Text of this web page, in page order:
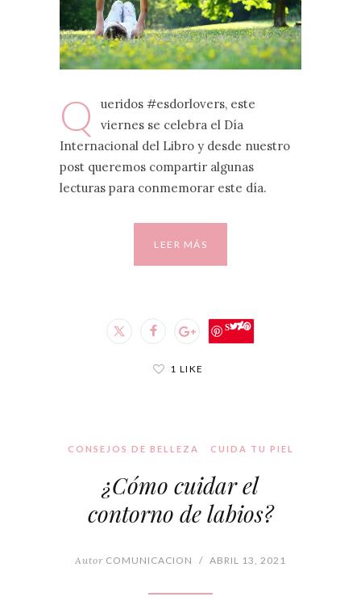
Q
ueridos #esdorlovers, este
viernes se celebra el Día
Internacional del Libro y desde nuestro
post queremos compartir algunas
lecturas para conmemorar este día.
LEER MÁS
Save
1 LIKE
CONSEJOS DE BELLEZA CUIDA TU PIEL
¿Cómo cuidar el
contorno de labios?
Autor COMUNICACION / ABRIL 13, 2021